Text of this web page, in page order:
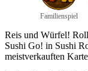
Familienspiel
Reis und Würfel!
Sushi Go! in Sushi
meistverkauften